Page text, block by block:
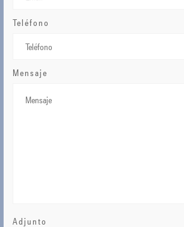
Teléfono
Mensaje
Adjunto